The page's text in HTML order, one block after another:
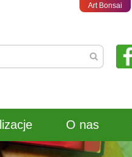
Art Bonsai
O nas